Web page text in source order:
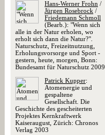
Hans-Werner Frohn /
Jürgen Rosebrock /
Friedemann Schmoll
(Bearb.): "Wenn sich
alle in der Natur erholen, wo
erholt sich dann die Natur?".
Naturschutz, Freizeitnutzung,
Erholungsvorsorge und Sport -
gestern, heute, morgen, Bonn:
Bundesamt für Naturschutz 2009
Patrick Kupper:
Atomenergie und
gespaltene
Gesellschaft. Die
Geschichte des gescheiterten
Projektes Kernkraftwerk
Kaiseraugust, Zürich: Chronos
Verlag 2003